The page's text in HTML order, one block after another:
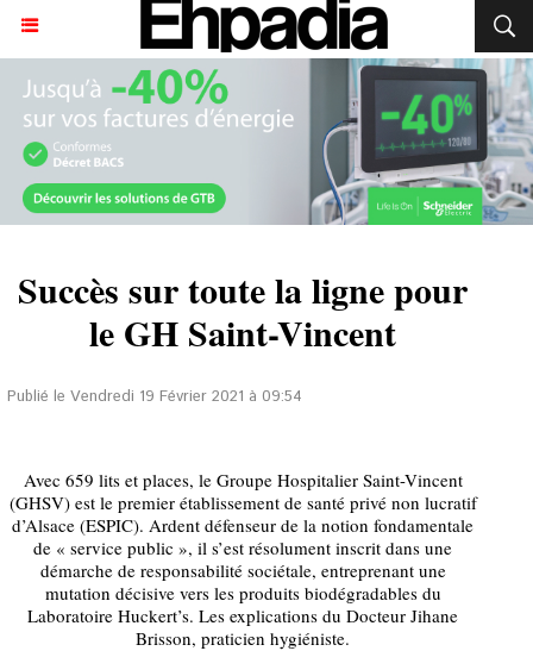
Succès sur toute la ligne pour
le GH Saint-Vincent
Publié le Vendredi 19 Février 2021 à 09:54
Avec 659 lits et places, le Groupe Hospitalier Saint-Vincent
(GHSV) est le premier établissement de santé privé non lucratif
d’Alsace (ESPIC). Ardent défenseur de la notion fondamentale
de « service public », il s’est résolument inscrit dans une
démarche de responsabilité sociétale, entreprenant une
mutation décisive vers les produits biodégradables du
Laboratoire Huckert’s. Les explications du Docteur Jihane
Brisson, praticien hygiéniste.